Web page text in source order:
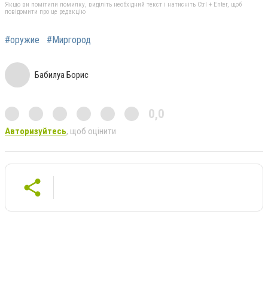
Якщо ви помітили помилку, виділіть необхідний текст і натисніть Ctrl + Enter, щоб
повідомити про це редакцію
#оружие #Миргород
Бабилуа Борис
0,0
Авторизуйтесь, щоб оцінити